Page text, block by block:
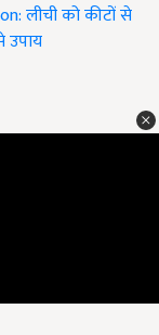
लीची को कीटों से